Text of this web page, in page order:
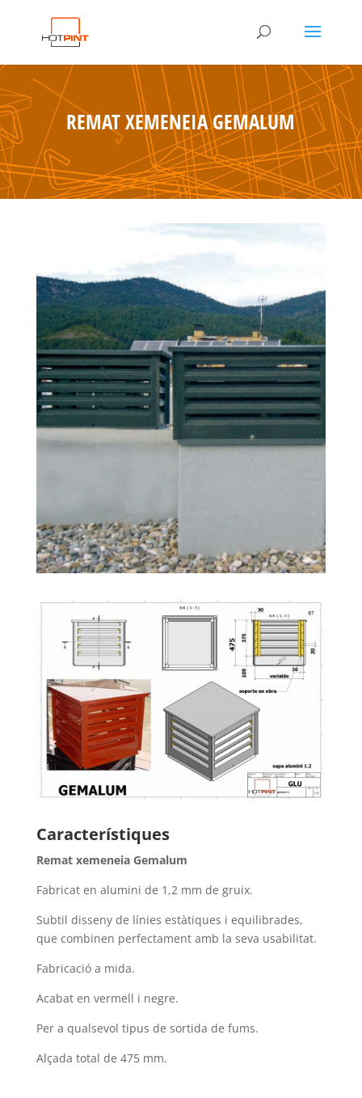
REMAT XEMENEIA GEMALUM
Característiques
Remat xemeneia Gemalum
Fabricat en alumini de 1,2 mm de gruix.
Subtil disseny de línies estàtiques i equilibrades,
que combinen perfectament amb la seva usabilitat.
Fabricació a mida.
Acabat en vermell i negre.
Per a qualsevol tipus de sortida de fums.
Alçada total de 475 mm.